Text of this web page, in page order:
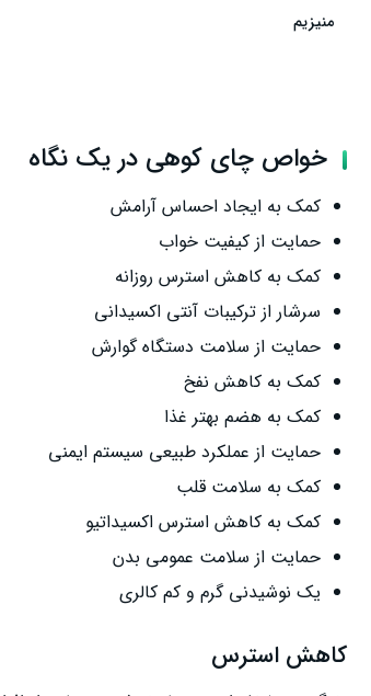
منیزیم
خواص چای کوهی در یک نگاه
کمک به ایجاد احساس آرامش
حمایت از کیفیت خواب
کمک به کاهش استرس روزانه
سرشار از ترکیبات آنتی‌ اکسیدانی
حمایت از سلامت دستگاه گوارش
کمک به کاهش نفخ
کمک به هضم بهتر غذا
حمایت از عملکرد طبیعی سیستم ایمنی
کمک به سلامت قلب
کمک به کاهش استرس اکسیداتیو
حمایت از سلامت عمومی بدن
یک نوشیدنی گرم و کم‌ کالری
کاهش استرس